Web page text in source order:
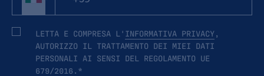
LETTA E COMPRESA L' INFORMATIVA PRIVACY ,
AUTORIZZO IL TRATTAMENTO DEI MIEI DATI
PERSONALI AI SENSI DEL REGOLAMENTO UE
679/2016.*